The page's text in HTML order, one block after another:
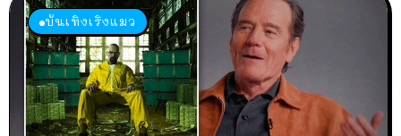
บันเทิงเริงแมว